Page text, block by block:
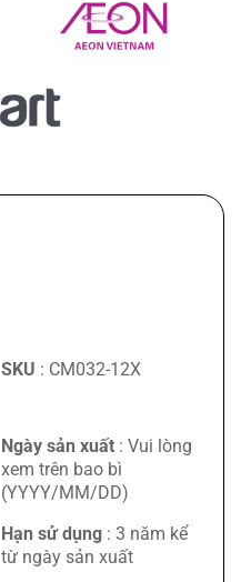
SKU : CM032-12X
Ngày sản xuất : Vui lòng
xem trên bao bì
(YYYY/MM/DD)
Hạn sử dụng : 3 năm kể
từ ngày sản xuất